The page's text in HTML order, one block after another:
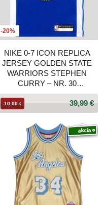
-20%
NIKE 0-7 ICON REPLICA
JERSEY GOLDEN STATE
WARRIORS STEPHEN
CURRY – NR. 30
BLUE/YELLOW
39,99 €
-10,00 €